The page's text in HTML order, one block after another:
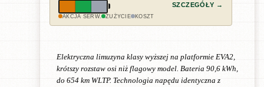
AKCJA SERW. ZUŻYCIE KOSZT
SZCZEGÓŁY →
Elektryczna limuzyna klasy wyższej na platformie EVA2,
krótszy rozstaw osi niż flagowy model. Bateria 90,6 kWh,
do 654 km WLTP. Technologia napędu identyczna z